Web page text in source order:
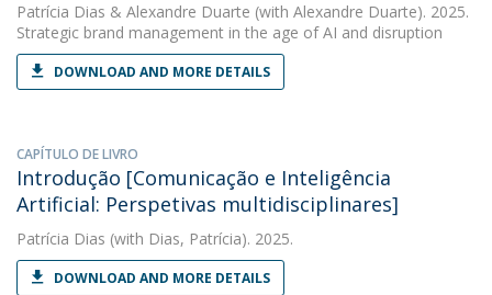
Patrícia Dias & Alexandre Duarte (with Alexandre Duarte). 2025.
Strategic brand management in the age of AI and disruption
DOWNLOAD AND MORE DETAILS
CAPÍTULO DE LIVRO
Introdução [Comunicação e Inteligência
Artificial: Perspetivas multidisciplinares]
Patrícia Dias (with Dias, Patrícia). 2025.
DOWNLOAD AND MORE DETAILS